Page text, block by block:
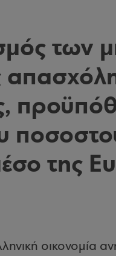
των
της
οικονομία